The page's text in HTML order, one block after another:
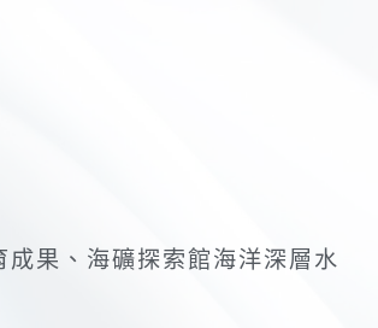
果、海礦探索館海洋深層水